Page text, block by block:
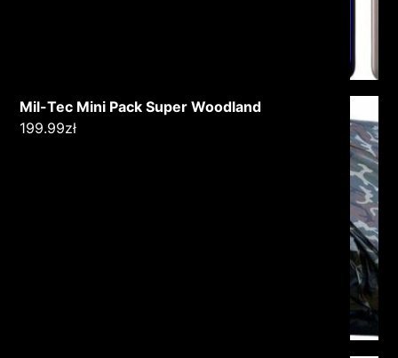
Mil-Tec Mini Pack Super Woodland
199.99zł